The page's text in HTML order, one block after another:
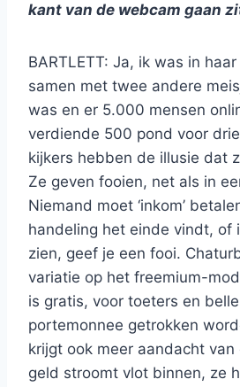
kant van de webcam gaan
BARTLETT: Ja, ik was in
samen met twee andere
was en er 5.000 mensen
verdiende 500 pond voor
kijkers hebben de illusie dat
Ze geven fooien, net als in
Niemand moet ‘inkom’
handeling het einde vindt, of
zien, geef je een fooi.
variatie op het freemium-
is gratis, voor toeters en
portemonnee getrokken
krijgt ook meer aandacht
geld stroomt vlot binnen, ze